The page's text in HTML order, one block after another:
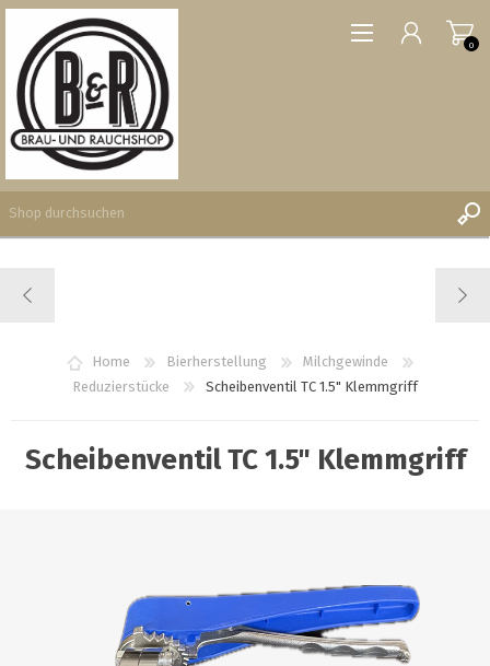
WUNSCHLISTE
0
Home Bierherstellung
Milchgewinde
Reduzierstücke
Scheibenventil TC 1.5" Klemmgriff
Scheibenventil TC 1.5" Klemmgriff